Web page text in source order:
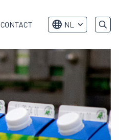
CONTACT NL